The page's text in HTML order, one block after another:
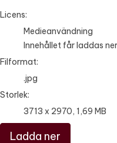
go to media item
Licens:
Medieanvändning
Innehållet får laddas
Filformat:
.jpg
Storlek:
3713 x 2970, 1,69 MB
Ladda ner